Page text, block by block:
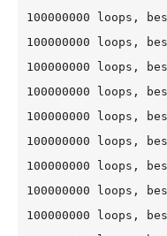
100000000 loops,
100000000 loops,
100000000 loops,
100000000 loops,
100000000 loops,
100000000 loops,
100000000 loops,
100000000 loops,
100000000 loops,